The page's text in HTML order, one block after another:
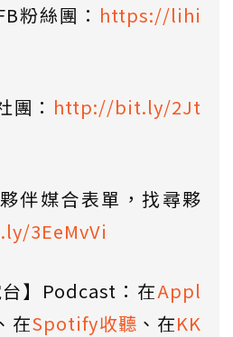
粉絲團： https://lihi
團： http://bit.ly/2Jt
伴媒合表單，找尋夥
3EeMvVi
】Podcast：在Appl
、在Spotify收聽 、在KK